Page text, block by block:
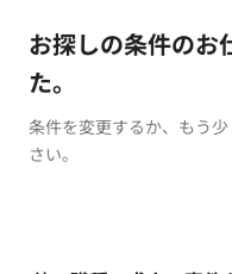
お探しの条件のお
た。
条件を変更するか、もう
さい。